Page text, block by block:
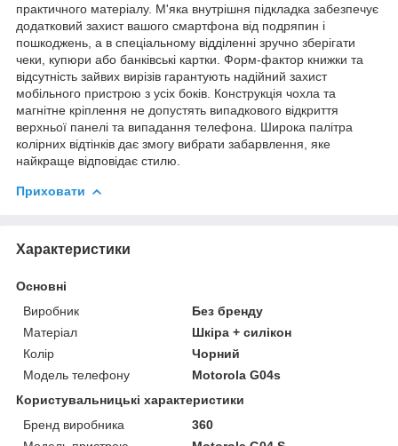
практичного матеріалу. М'яка внутрішня підкладка забезпечує
додатковий захист вашого смартфона від подряпин і
пошкоджень, а в спеціальному відділенні зручно зберігати
чеки, купюри або банківські картки. Форм-фактор книжки та
відсутність зайвих вирізів гарантують надійний захист
мобільного пристрою з усіх боків. Конструкція чохла та
магнітне кріплення не допустять випадкового відкриття
верхньої панелі та випадання телефона. Широка палітра
колірних відтінків дає змогу вибрати забарвлення, яке
найкраще відповідає стилю.
Приховати
Характеристики
Основні
Виробник
Без бренду
Матеріал
Шкіра + силікон
Колір
Чорний
Модель телефону
Motorola G04s
Користувальницькі характеристики
Бренд виробника
360